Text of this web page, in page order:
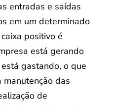
entradas e saídas
em um determinado
positivo é
está gerando
gastando, o que
das
de